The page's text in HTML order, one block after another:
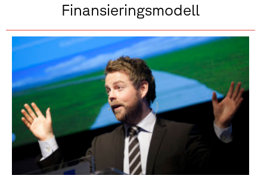
Finansieringsmodell